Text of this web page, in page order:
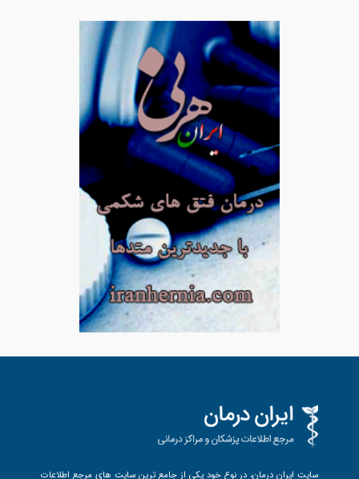
سایت ایران درمان، در نوع خود یکی از جامع ترین سایت های مرجع اطلاعات